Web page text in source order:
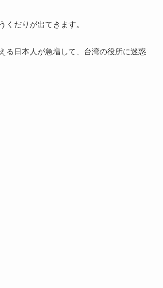
くだりが出てきます。
る日本人が急増して、台湾の役所に迷惑